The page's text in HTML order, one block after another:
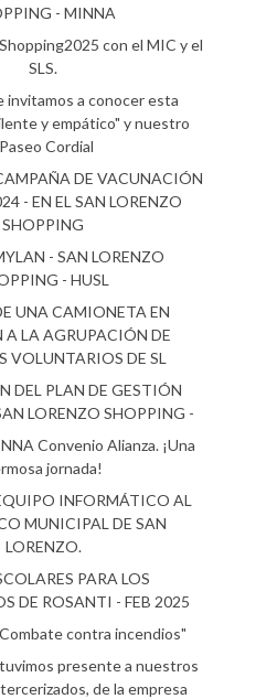
- MINNA
con el MIC y el
SLS.
invitamos a conocer esta
y empático" y nuestro
Cordial
DE VACUNACIÓN
- EN EL SAN LORENZO
SHOPPING
- SAN LORENZO
- HUSL
UNA CAMIONETA EN
LA AGRUPACIÓN DE
VOLUNTARIOS DE SL
DEL PLAN DE GESTIÓN
LORENZO SHOPPING -
Convenio Alianza. ¡Una
jornada!
INFORMÁTICO AL
MUNICIPAL DE SAN
LORENZO.
PARA LOS
DE ROSANTI - FEB 2025
contra incendios"
presente a nuestros
de la empresa